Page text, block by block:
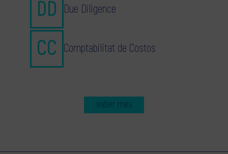
Due Diligence
Comptabilitat de Costos
saber més